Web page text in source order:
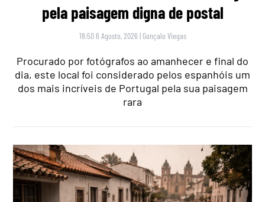
pela paisagem digna de postal
18:50 6 Agosto, 2026 | Gonçalo Viegas
Procurado por fotógrafos ao amanhecer e final do
dia, este local foi considerado pelos espanhóis um
dos mais incríveis de Portugal pela sua paisagem
rara